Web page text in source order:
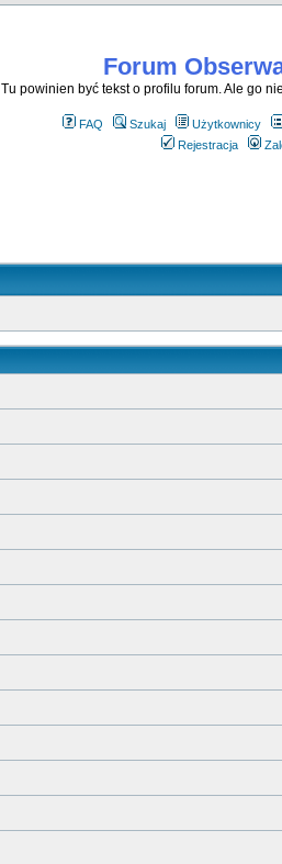
Forum
Tu powinien być tekst o profilu forum. Ale go
FAQ Szukaj Użytkownicy
Rejestracja